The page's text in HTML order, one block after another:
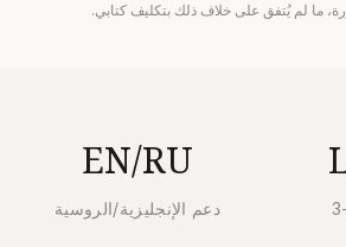
ما لم يُتفق على خلاف ذلك بتكليف كتابي.
EN/RU
دعم الإنجليزية/الروسية